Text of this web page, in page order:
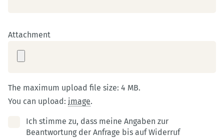
Ich stimme zu, dass meine Angaben zur
Beantwortung der Anfrage bis auf Widerruf
Attachment
The maximum upload file size: 4 MB.
You can upload: image.